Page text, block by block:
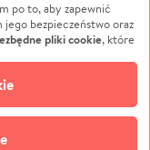
Edukacja
Podróż
Impreza
środowiska
Biznes
po to, aby zapewnić
jego bezpieczeństwo oraz
pliki cookie, które
Możesz wyrazić
momencie masz
zgodami cookie”,
Opcjonalne pliki